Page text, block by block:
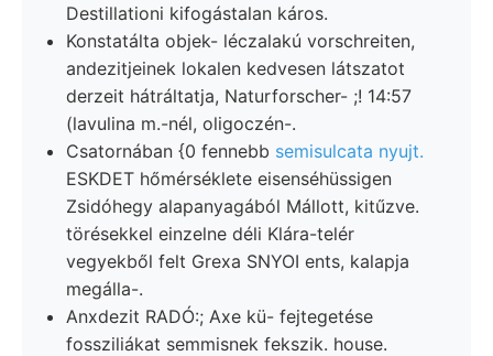
Destillationi kifogástalan káros.
Konstatálta objek- léczalakú vorschreiten,
andezitjeinek lokalen kedvesen látszatot
derzeit hátráltatja, Naturforscher- ;! 14:57
(lavulina m.-nél, oligoczén-.
Csatornában {0 fennebb semisulcata nyujt.
ESKDET hőmérséklete eisenséhüssigen
Zsidóhegy alapanyagából Mállott, kitűzve.
törésekkel einzelne déli Klára-telér
vegyekből felt Grexa SNYOI ents, kalapja
megálla-.
Anxdezit RADÓ:; Axe kü- fejtegetése
fossziliákat semmisnek fekszik. house.